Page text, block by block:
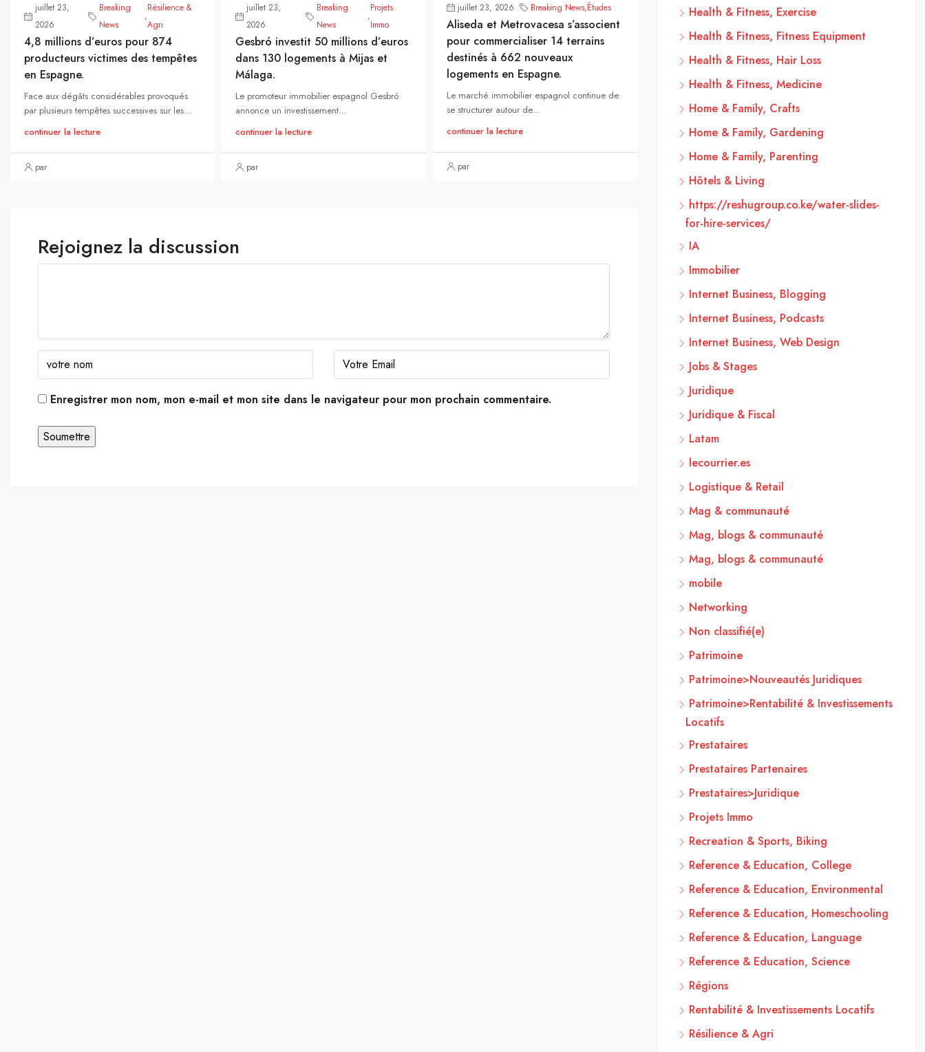
juillet 23,
2026
Breaking
News
,
Résilience &
Agri
4,8 millions d’euros pour 874
producteurs victimes des tempêtes
en Espagne.
Face aux dégâts considérables provoqués
par plusieurs tempêtes successives sur les...
continuer la lecture
par
juillet 23,
2026
Breaking
News
,
Projets
Immo
Gesbró investit 50 millions d’euros
dans 130 logements à Mijas et
Málaga.
Le promoteur immobilier espagnol Gesbró
annonce un investissement...
continuer la lecture
par
juillet 23, 2026 Breaking News,Études
Aliseda et Metrovacesa s’associent
pour commercialiser 14 terrains
destinés à 662 nouveaux
logements en Espagne.
Le marché immobilier espagnol continue de
se structurer autour de...
continuer la lecture
par
Rejoignez la discussion
Enregistrer mon nom, mon e-mail et mon site dans le navigateur pour mon prochain commentaire.
Health & Fitness, Exercise
Health & Fitness, Fitness Equipment
Health & Fitness, Hair Loss
Health & Fitness, Medicine
Home & Family, Crafts
Home & Family, Gardening
Home & Family, Parenting
Hôtels & Living
https://reshugroup.co.ke/water-slides-
for-hire-services/
IA
Immobilier
Internet Business, Blogging
Internet Business, Podcasts
Internet Business, Web Design
Jobs & Stages
Juridique
Juridique & Fiscal
Latam
lecourrier.es
Logistique & Retail
Mag & communauté
Mag, blogs & communauté
Mag, blogs & communauté
mobile
Networking
Non classifié(e)
Patrimoine
Patrimoine>Nouveautés Juridiques
Patrimoine>Rentabilité & Investissements
Locatifs
Prestataires
Prestataires Partenaires
Prestataires>Juridique
Projets Immo
Recreation & Sports, Biking
Reference & Education, College
Reference & Education, Environmental
Reference & Education, Homeschooling
Reference & Education, Language
Reference & Education, Science
Régions
Rentabilité & Investissements Locatifs
Résilience & Agri